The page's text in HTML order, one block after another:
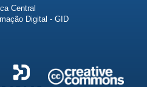
Central
Digital - GID